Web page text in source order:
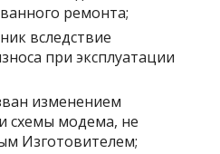
ремонта;
вследствие
при эксплуатации
изменением
схемы модема, не
Изготовителем;